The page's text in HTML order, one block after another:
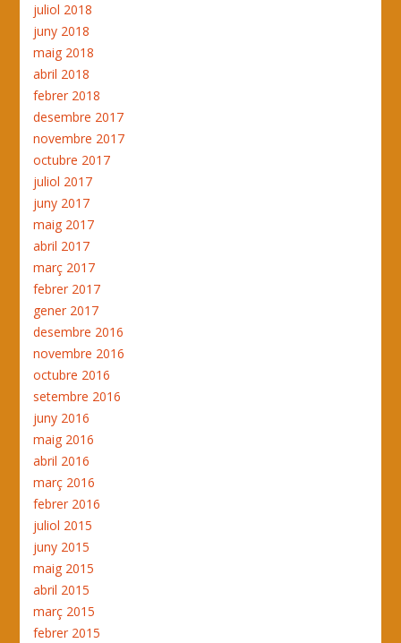
juliol 2018
juny 2018
maig 2018
abril 2018
febrer 2018
desembre 2017
novembre 2017
octubre 2017
juliol 2017
juny 2017
maig 2017
abril 2017
març 2017
febrer 2017
gener 2017
desembre 2016
novembre 2016
octubre 2016
setembre 2016
juny 2016
maig 2016
abril 2016
març 2016
febrer 2016
juliol 2015
juny 2015
maig 2015
abril 2015
març 2015
febrer 2015